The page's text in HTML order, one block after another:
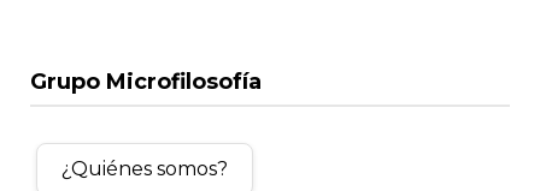
Grupo Microfilosofía
¿Quiénes somos?